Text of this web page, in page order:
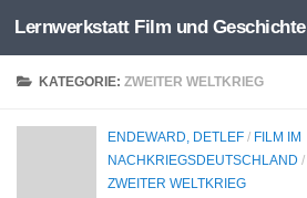
Zum Inhalt springen
Lernwerkstatt Film und Geschichte
KATEGORIE:ZWEITER WELTKRIEG
ENDEWARD, DETLEF / FILM IM
NACHKRIEGSDEUTSCHLAND /
ZWEITER WELTKRIEG